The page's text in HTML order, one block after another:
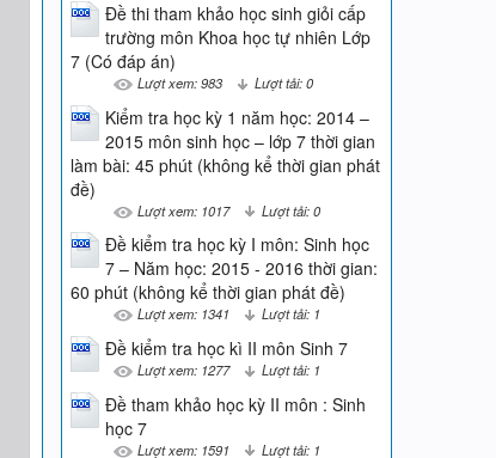
Đề thi tham khảo học sinh giỏi cấp
trường môn Khoa học tự nhiên Lớp
7 (Có đáp án)
Lượt xem: 983 Lượt tải: 0
Kiểm tra học kỳ 1 năm học: 2014 –
2015 môn sinh học – lớp 7 thời gian
làm bài: 45 phút (không kể thời gian phát
đề)
Lượt xem: 1017 Lượt tải: 0
Đề kiểm tra học kỳ I môn: Sinh học
7 – Năm học: 2015 - 2016 thời gian:
60 phút (không kể thời gian phát đề)
Lượt xem: 1341 Lượt tải: 1
Đề kiểm tra học kì II môn Sinh 7
Lượt xem: 1277 Lượt tải: 1
Đề tham khảo học kỳ II môn : Sinh
học 7
Lượt xem: 1591 Lượt tải: 1